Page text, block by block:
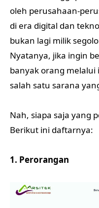
oleh perusahaan-
di era digital dan
bukan lagi milik
Nyatanya, jika ingin
banyak orang
salah satu sarana
Nah, siapa saja yang
Berikut ini daftarnya:
1. Perorangan